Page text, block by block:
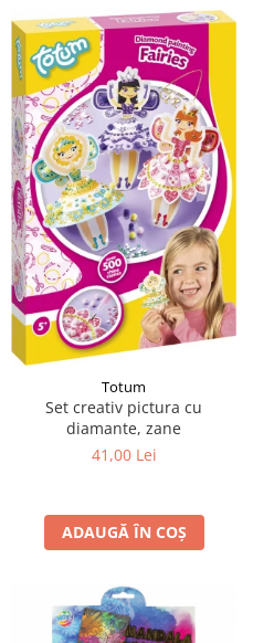
Totum
Set creativ pictura cu
diamante, zane
41,00 Lei
ADAUGĂ ÎN COȘ